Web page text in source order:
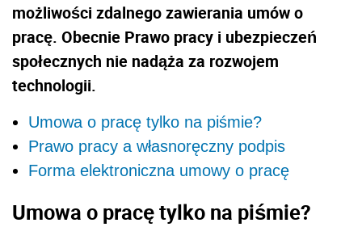
możliwości zdalnego zawierania umów o
pracę. Obecnie Prawo pracy i ubezpieczeń
społecznych nie nadąża za rozwojem
technologii.
Umowa o pracę tylko na piśmie?
Prawo pracy a własnoręczny podpis
Forma elektroniczna umowy o pracę
Umowa o pracę tylko na piśmie?